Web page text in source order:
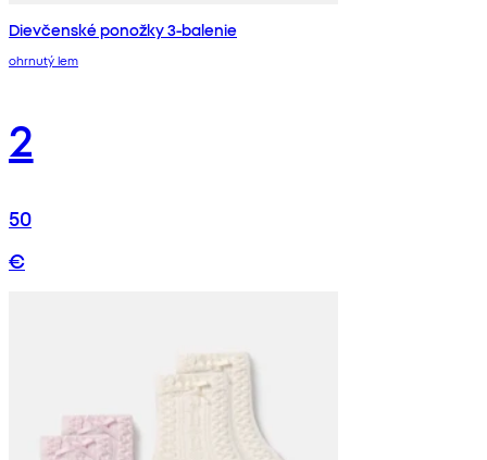
Dievčenské ponožky 3-balenie
ohrnutý lem
2
50
€